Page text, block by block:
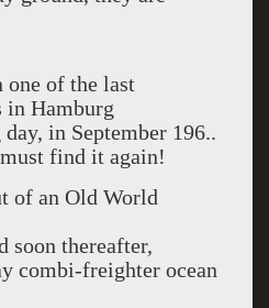
of the last
in Hamburg
in September 196..
find it again!
of an Old World
soon thereafter,
combi-freighter ocean